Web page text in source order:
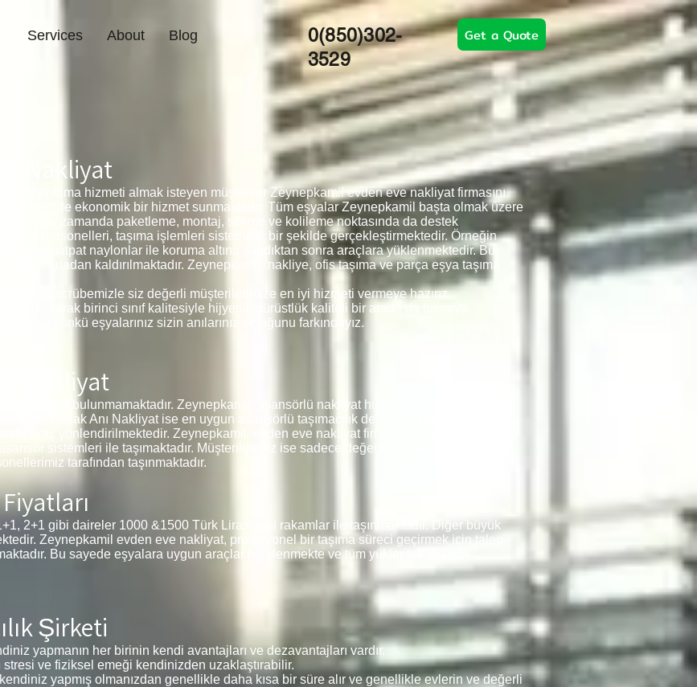
Services About Blog
0(850)302-
3529
Get a Quote
Nakliyat
depolama hizmeti almak isteyen müşteriler Zeynepkamil evden eve nakliyat firmasını
hem de ekonomik bir hizmet sunmaktadır. Tüm eşyalar Zeynepkamil başta olmak üzere
aynı zamanda paketleme, montaj, sökme ve kolileme noktasında da destek
personelleri, taşıma işlemleri sistematik bir şekilde gerçekleştirmektedir. Örneğin
patpat naylonlar ile koruma altına alındıktan sonra araçlara yüklenmektedir. Bu
ortadan kaldırılmaktadır. Zeynepkamil nakliye, ofis taşıma ve parça eşya taşıma
Yıllık tecrübemizle siz değerli müşterilerimize en iyi hizmeti vermeye hazırız.
olarak birinci sınıf kalitesiyle hijyenik dürüstlük kaliteli bir arada da tutmaya
çünkü eşyalarınız sizin anılarınız olduğunu farkındayız.
Nakliyat
sistemleri bulunmamaktadır. Zeynepkamil asansörlü nakliyat hizmeti veren firmalarda
Ancak Anı Nakliyat ise en uygun asansörlü taşımacılık desteğini sağlamaktadır.
araç yönlendirilmektedir. Zeynepkamil evden eve nakliyat firmamız rezidansları,
sistemleri ile taşımaktadır. Müşterilerimiz ise sadece değerli eşyalarını yanına
tarafından taşınmaktadır.
2+1 gibi daireler 1000 &1500 Türk Lirası gibi rakamlar ile taşınmaktadır. Diğer büyük
Zeynepkamil evden eve nakliyat, profesyonel bir taşıma süreci geçirmek için talep
Bu sayede eşyalara uygun araçlar belirlenmekte ve tüm yükler tek seferde
Şirketi
yapmanın her birinin kendi avantajları ve dezavantajları vardır.
stresi ve fiziksel emeği kendinizden uzaklaştırabilir.
yapmış olmanızdan genellikle daha kısa bir süre alır ve genellikle evlerin ve değerli